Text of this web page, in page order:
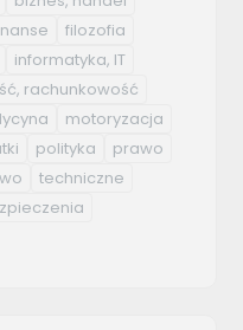
filozofia
informatyka, IT
rachunkowość
motoryzacja
polityka
prawo
techniczne